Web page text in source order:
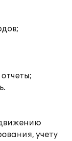
учету